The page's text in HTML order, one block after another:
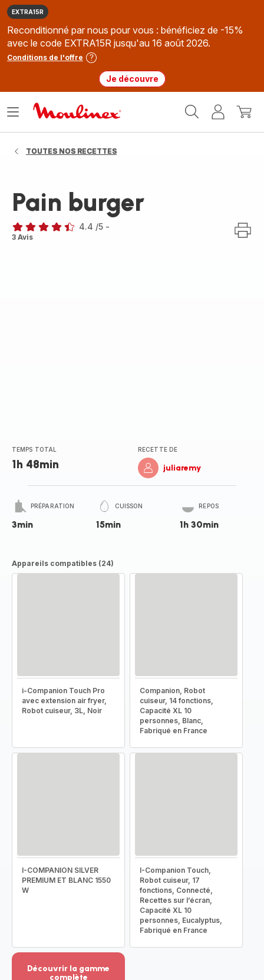
EXTRA15R
Reconditionné par nous pour vous : bénéficiez de -15%
avec le code EXTRA15R jusqu'au 16 août 2026.
Conditions de l'offre
Je découvre
MonMon
Ouvrir
TOUTES NOS RECETTES
Pain burger
ratings.4.4
4.4 /5 -
3 Avis
TEMPS TOTAL
1h 48min
RECETTE DE
juliaremy
PRÉPARATION
3min
CUISSON
15min
REPOS
1h 30min
Appareils compatibles (24)
i-Companion Touch Pro
avec extension air fryer,
Robot cuiseur, 3L, Noir
Companion, Robot
cuiseur, 14 fonctions,
Capacité XL 10
personnes, Blanc,
Fabriqué en France
I-COMPANION SILVER
PREMIUM ET BLANC 1550
W
I-Companion Touch,
Robot cuiseur, 17
fonctions, Connecté,
Recettes sur l’écran,
Capacité XL 10
personnes, Eucalyptus,
Fabriqué en France
Découvrir la gamme
complète